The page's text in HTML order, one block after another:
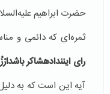
حضرت ابراهیم
ثمره‌ای که دائمی و
رای اینندادهشاکر
آیه این است که به